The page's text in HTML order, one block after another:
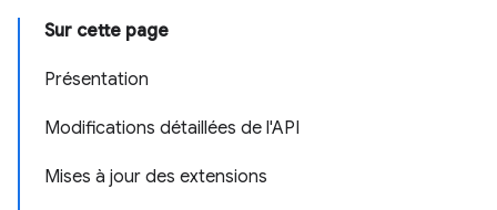
Sur cette page
Présentation
Modifications détaillées de l'API
Mises à jour des extensions